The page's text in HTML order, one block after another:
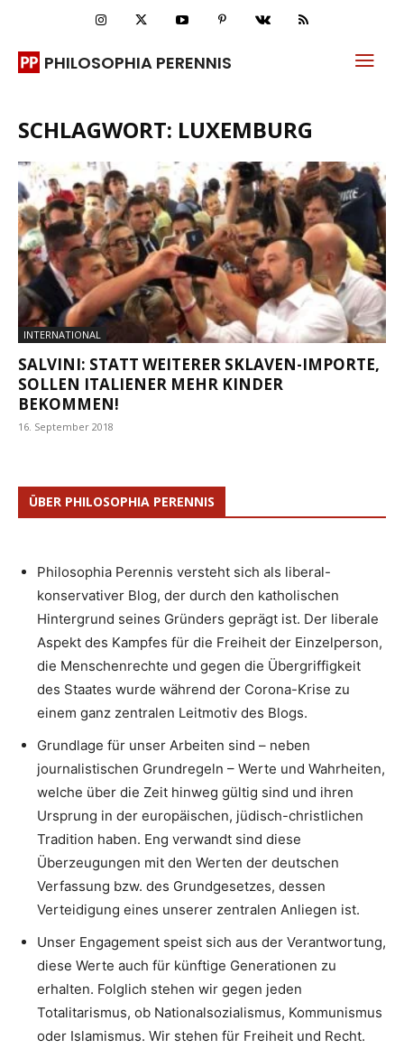
PHILOSOPHIA PERENNIS
SCHLAGWORT: LUXEMBURG
INTERNATIONAL
SALVINI: STATT WEITERER SKLAVEN-IMPORTE,
SOLLEN ITALIENER MEHR KINDER
BEKOMMEN!
16. September 2018
ÜBER PHILOSOPHIA PERENNIS
Philosophia Perennis versteht sich als liberal-
konservativer Blog, der durch den katholischen
Hintergrund seines Gründers geprägt ist. Der liberale
Aspekt des Kampfes für die Freiheit der Einzelperson,
die Menschenrechte und gegen die Übergriffigkeit
des Staates wurde während der Corona-Krise zu
einem ganz zentralen Leitmotiv des Blogs.
Grundlage für unser Arbeiten sind – neben
journalistischen Grundregeln – Werte und Wahrheiten,
welche über die Zeit hinweg gültig sind und ihren
Ursprung in der europäischen, jüdisch-christlichen
Tradition haben. Eng verwandt sind diese
Überzeugungen mit den Werten der deutschen
Verfassung bzw. des Grundgesetzes, dessen
Verteidigung eines unserer zentralen Anliegen ist.
Unser Engagement speist sich aus der Verantwortung,
diese Werte auch für künftige Generationen zu
erhalten. Folglich stehen wir gegen jeden
Totalitarismus, ob Nationalsozialismus, Kommunismus
oder Islamismus. Wir stehen für Freiheit und Recht.